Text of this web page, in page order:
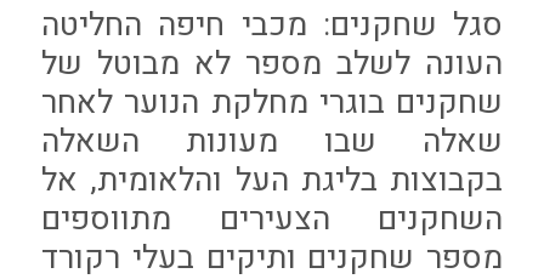
סגל שחקנים: מכבי חיפה החליטה
העונה לשלב מספר לא מבוטל של
שחקנים בוגרי מחלקת הנוער לאחר
שאלה שבו מעונות השאלה
בקבוצות בליגת העל והלאומית, אל
השחקנים הצעירים מתווספים
מספר שחקנים ותיקים בעלי רקורד